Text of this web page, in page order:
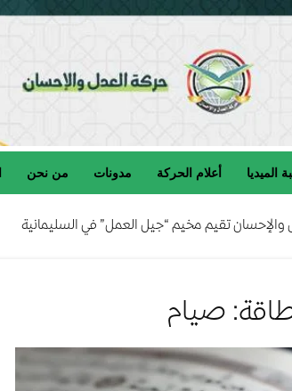
الميديا أعلام الحركة مدونات من نحن
والإحسان تقيم مخيم “جيل العمل” في السليمانية
تنعى المربي الفاضل الحاج صالح السامرائي رحمه
صيام